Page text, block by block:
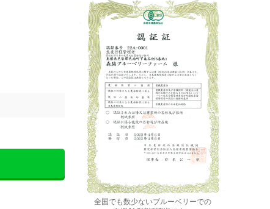
全国でも数少ないブルーベリーでの